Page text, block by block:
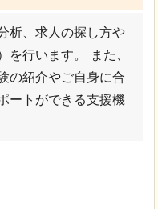
析、求人の探し方や
を行います。 また、
の紹介やご自身に合
ートができる支援機